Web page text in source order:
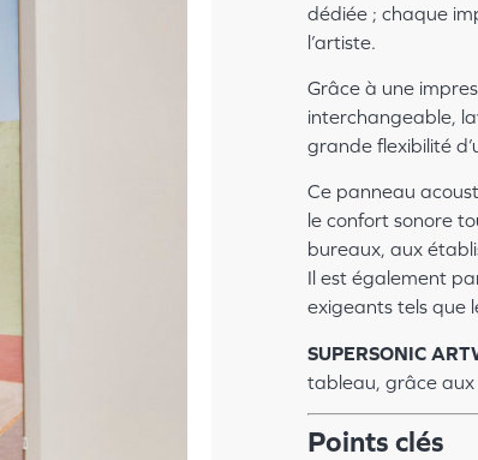
dédiée ; chaque
l’artiste.
Grâce à une
interchangeable,
grande flexibilité
Ce panneau
le confort sonore
bureaux, aux
Il est également
exigeants tels que
SUPERSONIC
tableau, grâce aux
Points clés